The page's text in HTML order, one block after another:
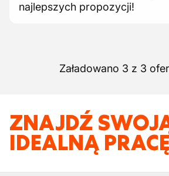
najlepszych propozycji!
Załadowano 3 z 3
ZNAJDŹ
IDEALNĄ